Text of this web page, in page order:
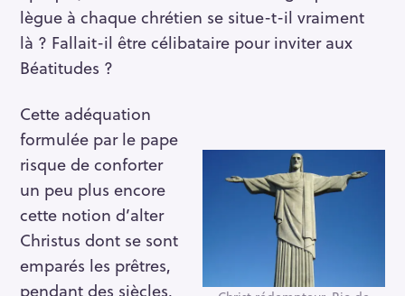
lègue à chaque chrétien se situe-t-il vraiment
là ? Fallait-il être célibataire pour inviter aux
Béatitudes ?
Cette adéquation
formulée par le pape
risque de conforter
un peu plus encore
cette notion d’alter
Christus dont se sont
emparés les prêtres,
pendant des siècles,